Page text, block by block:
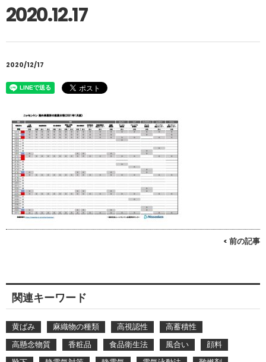
2020.12.17
2020/12/17
< 前の記事
関連キーワード
黄ばみ 麻織物の種類 高視認性
高蓄積性
高懸念物質
香粧品 食品衛生法 風合い
顔料